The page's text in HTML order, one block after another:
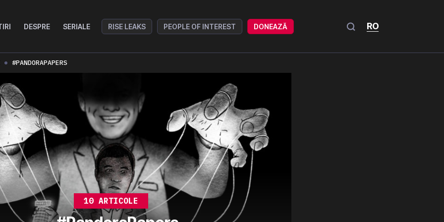
RO
DESPRE SERIALE RISE LEAKS PEOPLE OF INTEREST DONEAZĂ
#PANDORAPAPERS
10 ARTICOLE